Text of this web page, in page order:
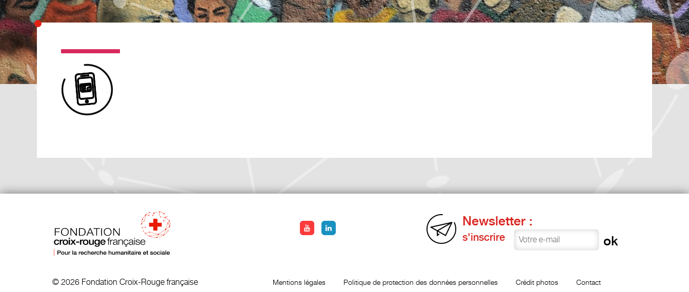
Newsletter :
s'inscrire
© 2026 Fondation Croix-Rouge française Mentions légales Politique de protection des données personnelles Crédit photos Contact